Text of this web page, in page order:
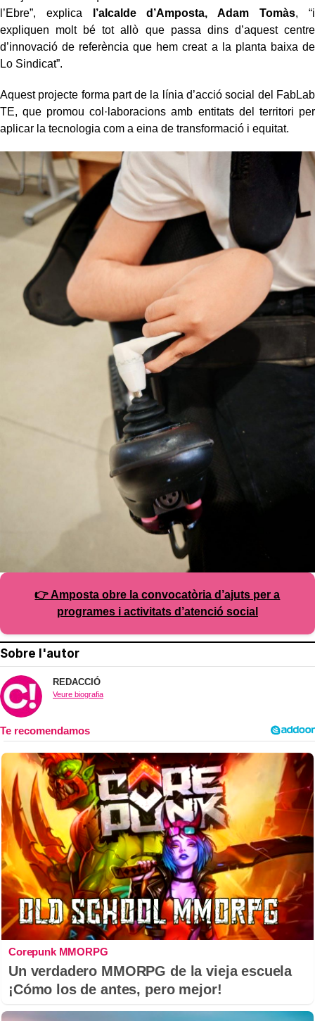
l’Ebre”, explica
l’alcalde d’Amposta, Adam Tomàs, “i
expliquen molt bé tot allò que passa dins d’aquest centre
d’innovació de referència que hem creat a la planta baixa de
Lo Sindicat”.
Aquest projecte forma part de la línia d’acció social del FabLab
TE, que promou col·laboracions amb entitats del territori per
aplicar la tecnologia com a eina de transformació i equitat.
👉 Amposta obre la convocatòria d’ajuts per a
programes i activitats d’atenció social
Sobre l'autor
REDACCIÓ
Veure biografia
Corepunk MMORPG
Un verdadero MMORPG de la vieja escuela
¡Cómo los de antes, pero mejor!